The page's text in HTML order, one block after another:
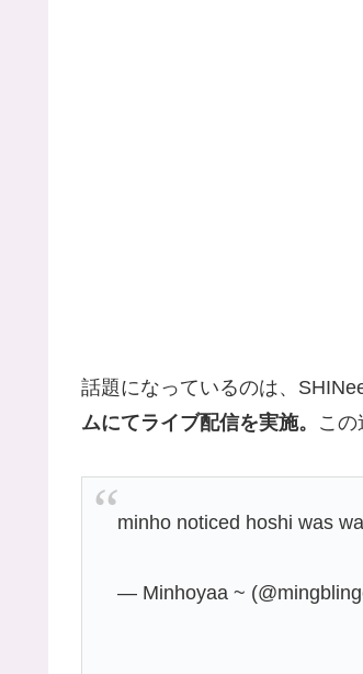
話題になっているのは、
ムにてライブ配信を実施。 この
minho noticed hoshi was
— Minhoyaa ~